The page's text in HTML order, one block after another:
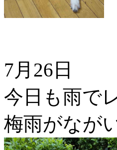
7月26日
今日も雨で
梅雨がなが